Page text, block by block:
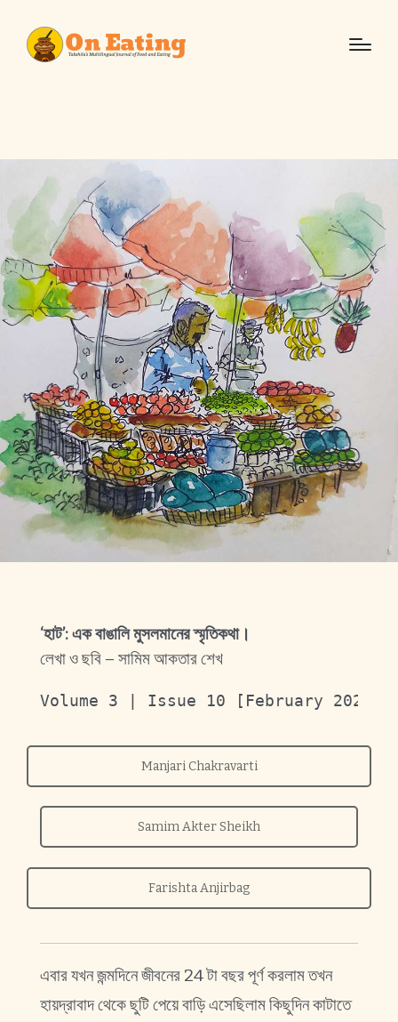
‘হাট’: এক বাঙালি মুসলমানের স্মৃতিকথা।
লেখা ও ছবি – সামিম আকতার শেখ
Volume 3 | Issue 10 [February 2024]
Manjari Chakravarti
Samim Akter Sheikh
Farishta Anjirbag
এবার যখন জন্মদিনে জীবনের 24 টা বছর পূর্ণ করলাম তখন
হায়দ্রাবাদ থেকে ছুটি পেয়ে বাড়ি এসেছিলাম কিছুদিন কাটাতে